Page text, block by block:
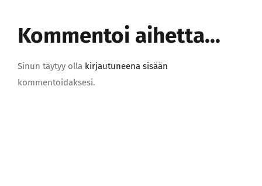
Kommentoi aihetta...
Sinun täytyy olla kirjautuneena sisään
kommentoidaksesi.